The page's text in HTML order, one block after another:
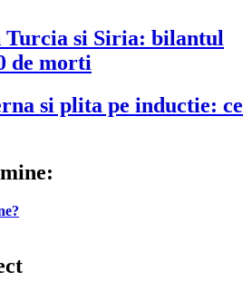
si Siria: bilantul
de morti
si plita pe inductie: ce